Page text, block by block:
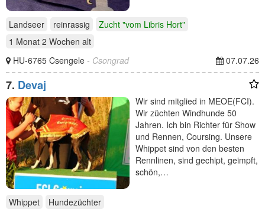
Landseer reinrassig
Zucht "vom Libris Hort"
1 Monat 2 Wochen alt
HU-6765 Csengele - Csongrad 07.07.26
7. Devaj
Wir sind mitglied in MEOE(FCI).
Wir züchten Windhunde 50
Jahren. Ich bin Richter für Show
und Rennen, Coursing. Unsere
Whippet sind von den besten
Rennlinen, sind gechipt, geimpft,
schön,…
Whippet
Hundezüchter